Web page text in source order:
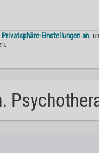
Einstellungen an,